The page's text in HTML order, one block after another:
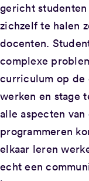
gericht
zichzelf te halen
docenten.
complexe
curriculum op de
werken en stage
alle aspecten
programmeren
elkaar leren
echt een